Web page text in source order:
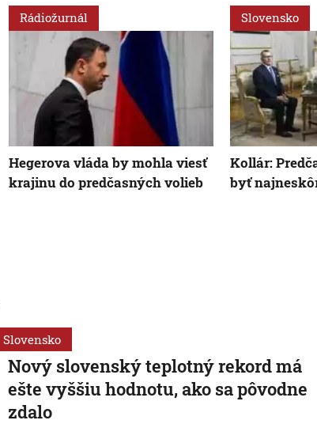
Rádiožurnál
Hegerova vláda by mohla viesť
krajinu do predčasných volieb
Slovensko
Kollár:
byť
Slovensko
Nový slovenský teplotný rekord má
ešte vyššiu hodnotu, ako sa pôvodne
zdalo